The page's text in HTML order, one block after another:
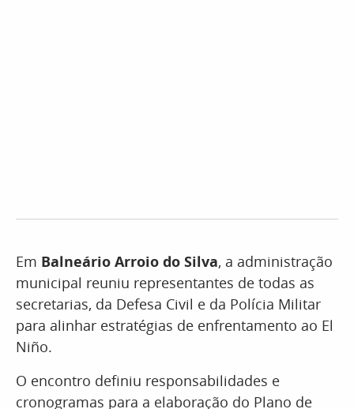
Em Balneário Arroio do Silva, a administração
municipal reuniu representantes de todas as
secretarias, da Defesa Civil e da Polícia Militar
para alinhar estratégias de enfrentamento ao El
Niño.
O encontro definiu responsabilidades e
cronogramas para a elaboração do Plano de